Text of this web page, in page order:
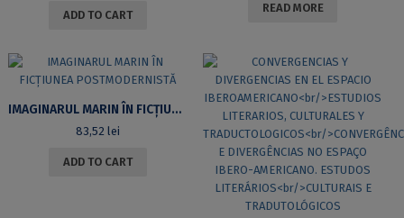
ADD TO CART
READ MORE
IMAGINARUL MARIN ÎN FICȚIUNEA POSTMODERNISTĂ
83,52 lei
ADD TO CART